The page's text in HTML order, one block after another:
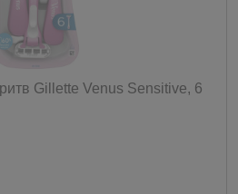
Gillette Venus Sensitive, 6